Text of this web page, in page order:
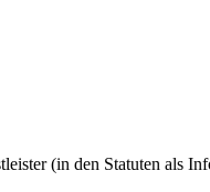
(in den Statuten als